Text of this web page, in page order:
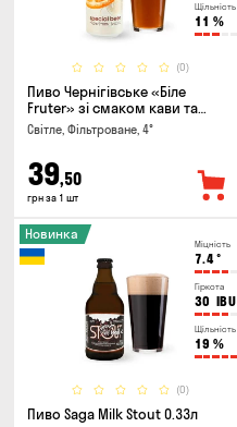
Щільність
11 %
(0)
Пиво Чернігівське «Біле
Fruter» зі смаком кави та
апельсину 0.5л
Світле, Фільтроване, 4°
39,50
грн за 1 шт
Міцність
7.4°
Гіркота
30 IBU
Щільність
19 %
(0)
Новинка
Пиво Saga Milk Stout 0.33л